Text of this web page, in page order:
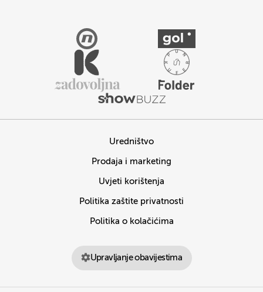
Uredništvo
Prodaja i marketing
Uvjeti korištenja
Politika zaštite privatnosti
Politika o kolačićima
Upravljanje obavijestima